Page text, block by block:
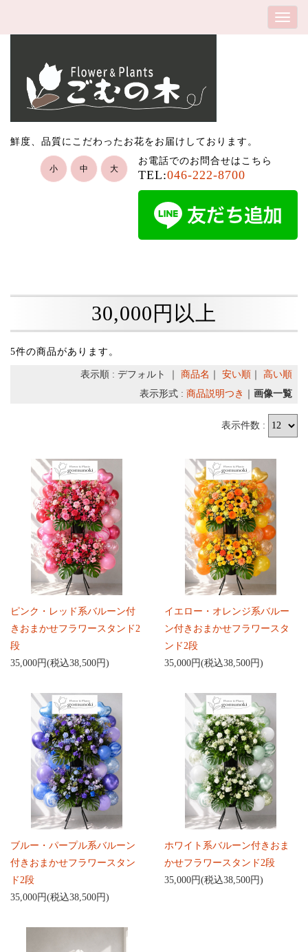
鮮度、品質にこだわったお花をお届けしております。
お電話でのお問合せはこちら
TEL:046-222-8700
小 中 大
30,000円以上
5件の商品があります。
表示順 : デフォルト ｜ 商品名 安い順
高い順
表示形式 : 商品説明つき 画像一覧
表示件数 :
ピンク・レッド系バルーン付
きおまかせフラワースタンド2
段
35,000円(税込38,500円)
イエロー・オレンジ系バルー
ン付きおまかせフラワースタ
ンド2段
35,000円(税込38,500円)
ブルー・パープル系バルーン
付きおまかせフラワースタン
ド2段
35,000円(税込38,500円)
ホワイト系バルーン付きおま
かせフラワースタンド2段
35,000円(税込38,500円)